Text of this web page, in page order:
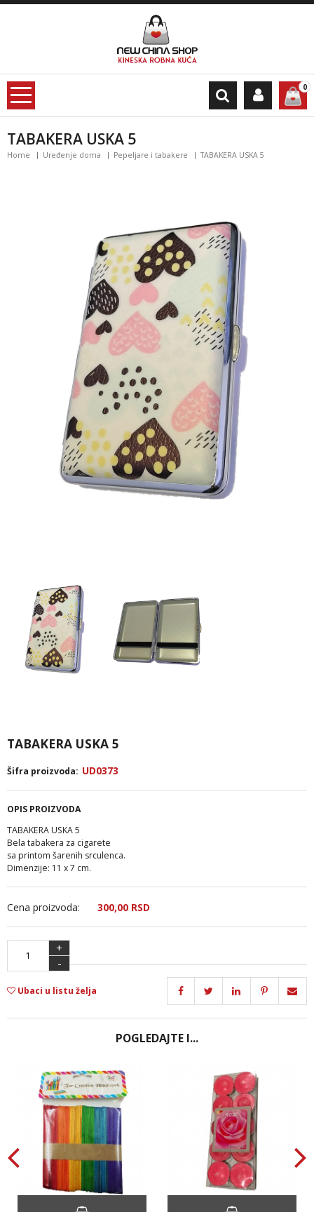
0
TABAKERA USKA 5
Home Uređenje doma Pepeljare i tabakere TABAKERA USKA 5
TABAKERA USKA 5
Šifra proizvoda: UD0373
OPIS PROIZVODA
TABAKERA USKA 5
Bela tabakera za cigarete
sa printom šarenih srculenca.
Dimenzije: 11 x 7 cm.
Cena proizvoda: 300,00 RSD
+
-
Ubaci u listu želja
POGLEDAJTE I...